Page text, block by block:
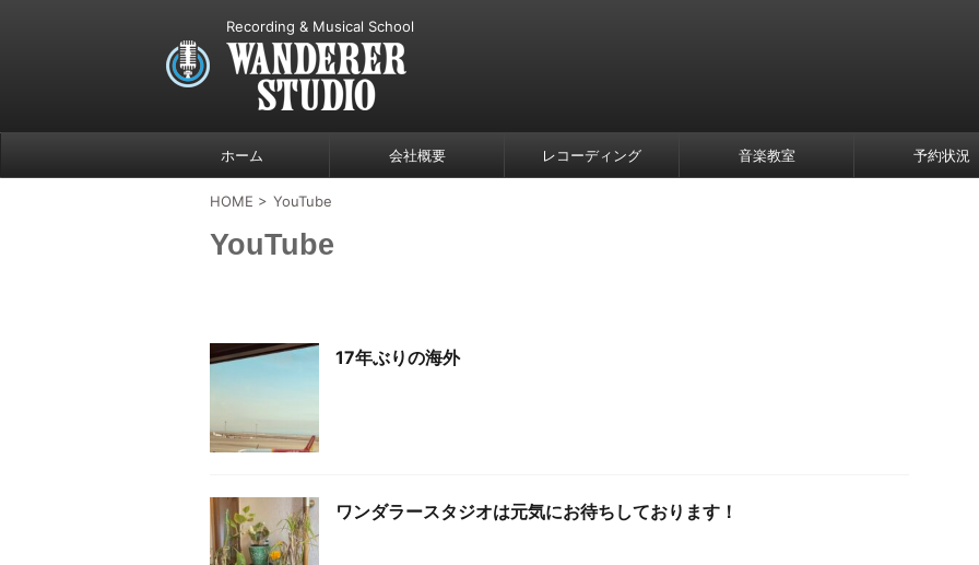
Recording & Musical School
ホーム 会社概要 レコーディング 音楽教室 予約状況
HOME > YouTube
YouTube
17年ぶりの海外
ワンダラースタジオは元気にお待ちしております！